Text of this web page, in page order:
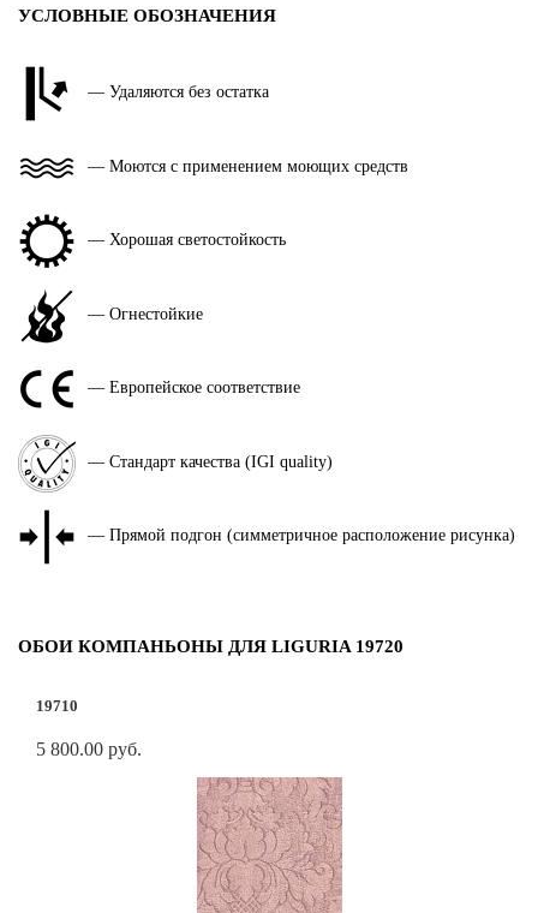
УСЛОВНЫЕ ОБОЗНАЧЕНИЯ
— Удаляются без остатка
— Моются с применением моющих средств
— Хорошая светостойкость
— Огнестойкие
— Европейское соответствие
— Стандарт качества (IGI quality)
— Прямой подгон (симметричное расположение рисунка)
ОБОИ КОМПАНЬОНЫ ДЛЯ LIGURIA 19720
19710
5 800.00 руб.